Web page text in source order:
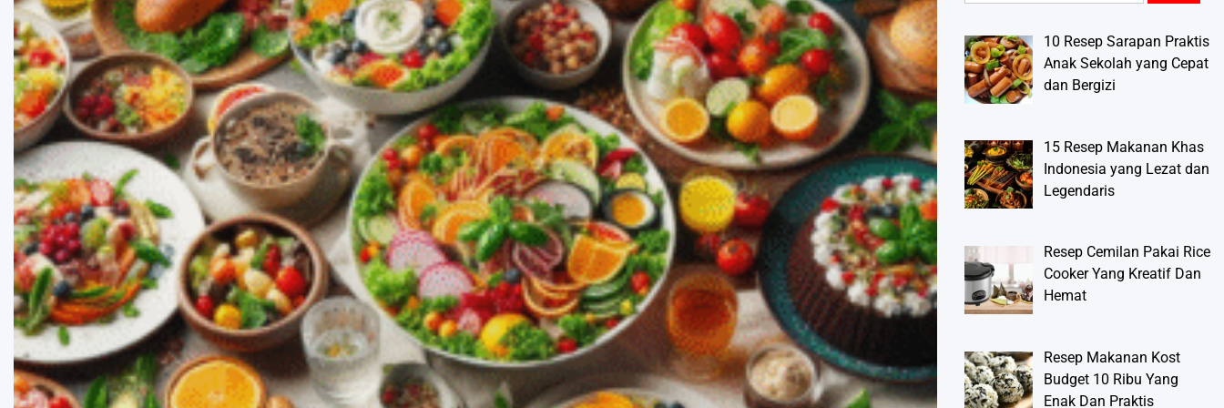
10 Resep Sarapan Praktis
Anak Sekolah yang Cepat
dan Bergizi
15 Resep Makanan Khas
Indonesia yang Lezat dan
Legendaris
Resep Cemilan Pakai Rice
Cooker Yang Kreatif Dan
Hemat
Resep Makanan Kost
Budget 10 Ribu Yang
Enak Dan Praktis